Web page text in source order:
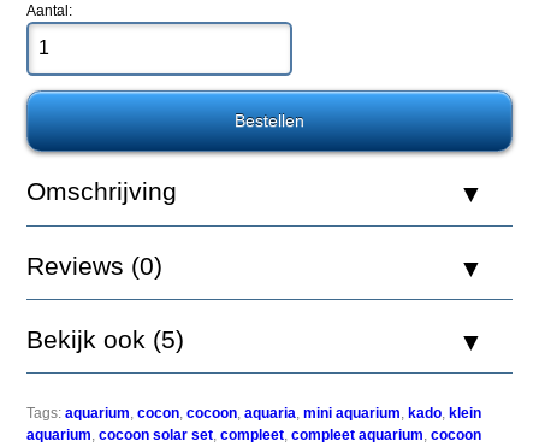
De
Cocoon
is
een
functioneel
eigentijds
ontworpen
om
individuele
zo
te
benaderen.
Aantal:
Omschrijving
Reviews (0)
Bekijk ook (5)
Tags: aquarium,cocon,cocoon,aquaria,mini aquarium, kado, klein
aquarium,cocoon solar set,compleet,compleet aquarium,cocoon